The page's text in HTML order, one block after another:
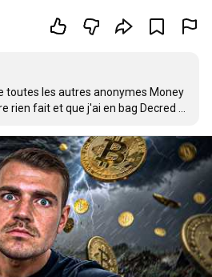
toutes les autres anonymes Money
rien fait et que j'ai en bag Decred